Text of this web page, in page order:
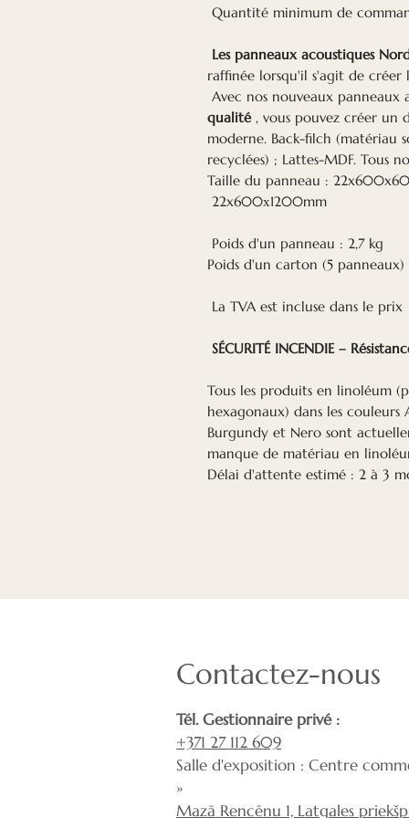
Quantité minimum de
Les panneaux acoustiques
raffinée lorsqu'il s'agit de créer
Avec nos nouveaux panneaux
qualité, vous pouvez créer un
moderne. Back-filch (matériau
recyclées) ; Lattes-MDF. Tous
Taille du panneau :
22x600х1200mm
Poids d'un panneau : 2,7 kg
Poids d'un carton (5 panneaux)
La TVA est incluse dans le prix
SÉCURITÉ INCENDIE –
Tous les produits en linoléum
hexagonaux) dans les couleurs
Burgundy et Nero sont
manque de matériau en
Délai d'attente estimé : 2 à 3
Contactez-nous
Tél. Gestionnaire privé :
+371 27 112 609
Salle d'exposition : Centre
»
Mazā Rencēnu 1, Latgales